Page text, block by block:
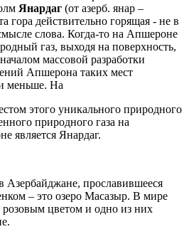
Янардаг (от азерб. янар –
гора действительно горящая - не в
слова. Когда-то на Апшероне
газ, выходя на поверхность,
массовой разработки
Апшерона таких мест
меньше. На
этого уникального природного
природного газа на
является Янардаг.
Азербайджане, прославившееся
– это озеро Масазыр. В мире
розовым цветом и одно из них